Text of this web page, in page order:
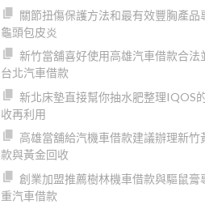
關節扭傷保護方法和最有效豐胸產品
龜頭包皮炎
新竹當舖喜好使用高雄汽車借款合法
台北汽車借款
新北床墊直接幫你抽水肥整理IQOS
收再利用
高雄當舖給汽機車借款建議辦理新竹
款與黃金回收
創業加盟推薦樹林機車借款與驅鼠膏
重汽車借款